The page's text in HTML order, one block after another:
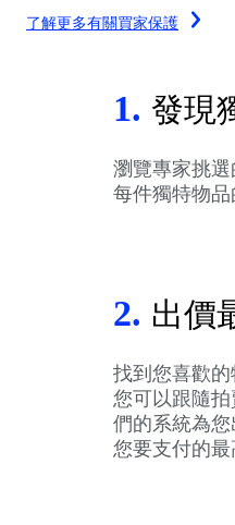
了解更多有關買家保護
1. 發現
瀏覽專家挑
每件獨特物品
2. 出價
找到您喜歡的
您可以跟隨
們的系統為
您要支付的最